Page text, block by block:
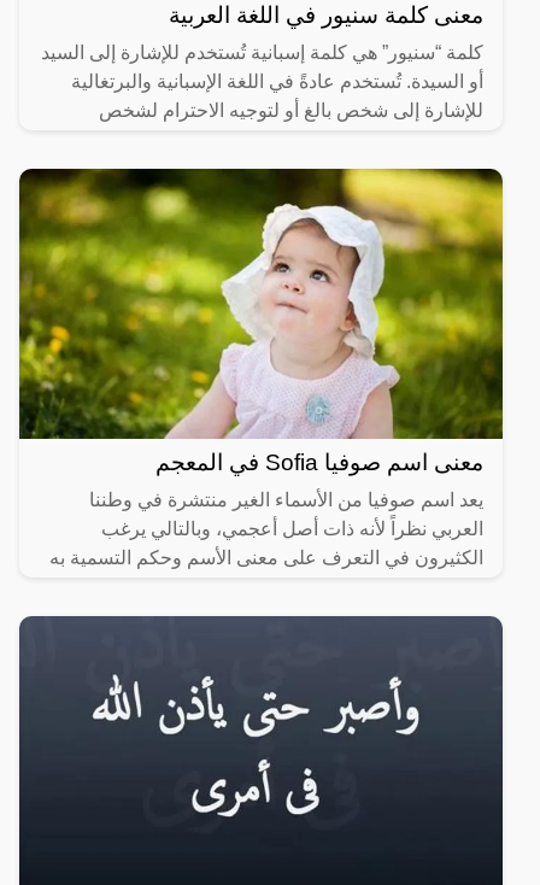
معنى كلمة سنيور في اللغة العربية
كلمة “سنيور” هي كلمة إسبانية تُستخدم للإشارة إلى السيد
أو السيدة. تُستخدم عادةً في اللغة الإسبانية والبرتغالية
للإشارة إلى شخص بالغ أو لتوجيه الاحترام لشخص
معنى اسم صوفيا Sofia في المعجم
يعد اسم صوفيا من الأسماء الغير منتشرة في وطننا
العربي نظراً لأنه ذات أصل أعجمي، وبالتالي يرغب
الكثيرون في التعرف على معنى الأسم وحكم التسمية به